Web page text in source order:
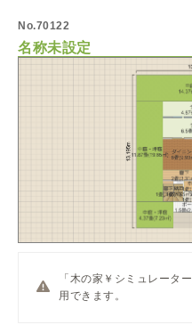
No.70122
名称未設定
「木の家￥シミュレータ
用できます。